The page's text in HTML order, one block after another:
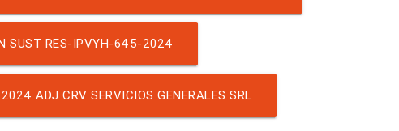
SUST RES-IPVYH-645-2024
ADJ CRV SERVICIOS GENERALES SRL